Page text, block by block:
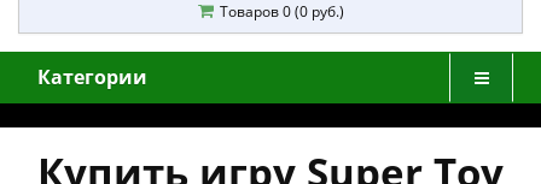
Товаров 0 (0 руб.)
Категории
Купить игру Super Toy